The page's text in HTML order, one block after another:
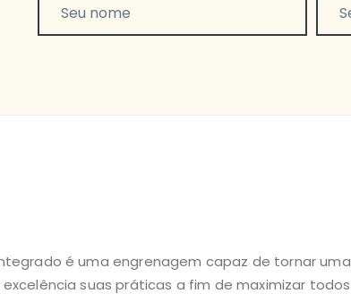
é uma engrenagem capaz de tornar uma
suas práticas a fim de maximizar todos